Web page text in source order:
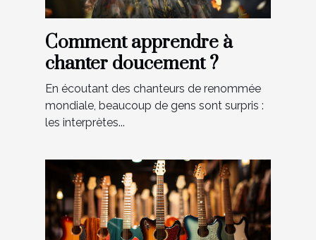
Comment apprendre à
chanter doucement ?
En écoutant des chanteurs de renommée
mondiale, beaucoup de gens sont surpris :
les interprètes...